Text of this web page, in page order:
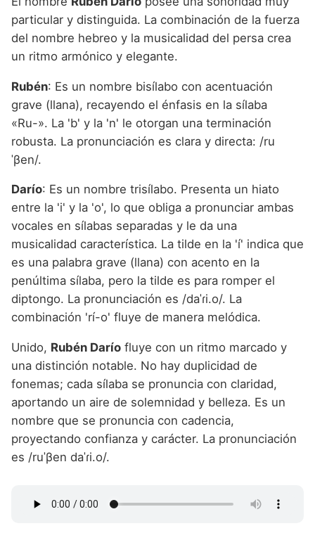
particular y distinguida. La combinación de la fuerza
del nombre hebreo y la musicalidad del persa crea
un ritmo armónico y elegante.
Rubén: Es un nombre bisílabo con acentuación
grave (llana), recayendo el énfasis en la sílaba
«Ru-». La 'b' y la 'n' le otorgan una terminación
robusta. La pronunciación es clara y directa: /ru
ˈβen/.
Darío: Es un nombre trisílabo. Presenta un hiato
entre la 'i' y la 'o', lo que obliga a pronunciar ambas
vocales en sílabas separadas y le da una
musicalidad característica. La tilde en la 'í' indica que
es una palabra grave (llana) con acento en la
penúltima sílaba, pero la tilde es para romper el
diptongo. La pronunciación es /daˈɾi.o/. La
combinación 'rí-o' fluye de manera melódica.
Unido, Rubén Darío fluye con un ritmo marcado y
una distinción notable. No hay duplicidad de
fonemas; cada sílaba se pronuncia con claridad,
aportando un aire de solemnidad y belleza. Es un
nombre que se pronuncia con cadencia,
proyectando confianza y carácter. La pronunciación
es /ruˈβen daˈɾi.o/.